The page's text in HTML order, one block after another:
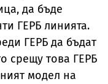
да бъде
ГЕРБ линията.
ГЕРБ да бъдат
срещу това ГЕРБ
модел на